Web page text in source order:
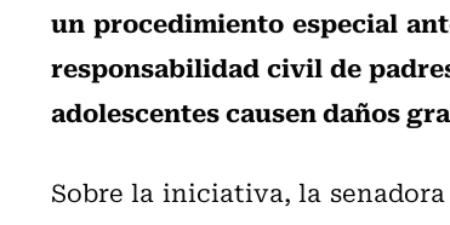
un procedimiento especial
responsabilidad civil de
adolescentes causen daños
Sobre la iniciativa, la